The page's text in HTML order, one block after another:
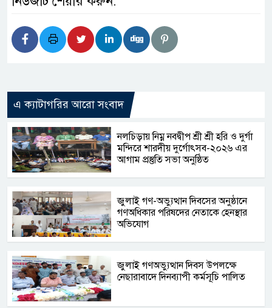
এ ক্যাটাগরির আরো সংবাদ
নলচিড়ায় নিম্ন নবদ্বীপ শ্রী শ্রী হরি ও দুর্গা
মন্দিরে শারদীয় দুর্গোৎসব-২০২৬ এর
আগাম প্রস্তুতি সভা অনুষ্ঠিত
জুলাই গণ-অভ্যুত্থান দিবসের অনুষ্ঠানে
গণঅধিকার পরিষদের নেতাকে হেনস্থার
অভিযোগ
জুলাই গণঅভ্যুত্থান দিবস উপলক্ষে
নেছারাবাদে দিনব্যাপী কর্মসূচি পালিত